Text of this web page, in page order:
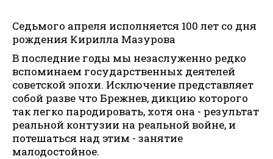
Седьмого апреля исполняется 100 лет со дня
рождения Кирилла Мазурова
В последние годы мы незаслуженно редко
вспоминаем государственных деятелей
советской эпохи. Исключение представляет
собой разве что Брежнев, дикцию которого
так легко пародировать, хотя она - результат
реальной контузии на реальной войне, и
потешаться над этим - занятие
малодостойное.